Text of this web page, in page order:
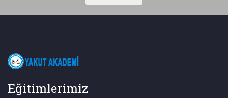
Eğitimlerimiz